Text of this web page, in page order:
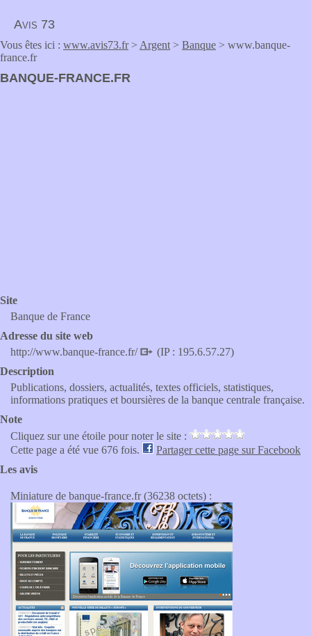
Avis 73
Vous êtes ici : www.avis73.fr> Argent > Banque > www.banque-
france.fr
BANQUE-FRANCE.FR
Site
Banque de France
Adresse du site web
http://www.banque-france.fr/
(IP : 195.6.57.27)
Description
Publications, dossiers, actualités, textes officiels, statistiques,
informations pratiques et boursières de la banque centrale française.
Note
Cliquez sur une étoile pour noter le site :
Cette page a été vue 676 fois.
Partager cette page sur Facebook
Les avis
Miniature de banque-france.fr (36238 octets) :